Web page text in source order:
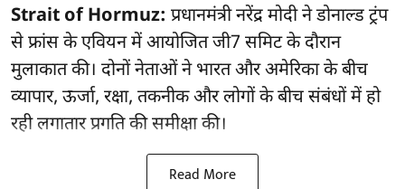
Strait of Hormuz: प्रधानमंत्री नरेंद्र मोदी ने डोनाल्‍ड ट्रंप
से फ्रांस के एवियन में आयोजित जी7 सम‍िट के दौरान
मुलाकात की। दोनों नेताओं ने भारत और अमेरिका के बीच
व्यापार, ऊर्जा, रक्षा, तकनीक और लोगों के बीच संबंधों में हो
रही लगातार प्रगति की समीक्षा की।
Read More